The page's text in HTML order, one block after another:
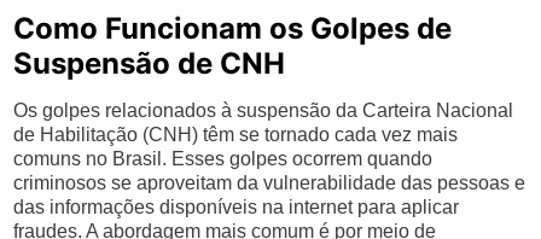
Como Funcionam os Golpes de
Suspensão de CNH
Os golpes relacionados à suspensão da Carteira Nacional
de Habilitação (CNH) têm se tornado cada vez mais
comuns no Brasil. Esses golpes ocorrem quando
criminosos se aproveitam da vulnerabilidade das pessoas e
das informações disponíveis na internet para aplicar
fraudes. A abordagem mais comum é por meio de